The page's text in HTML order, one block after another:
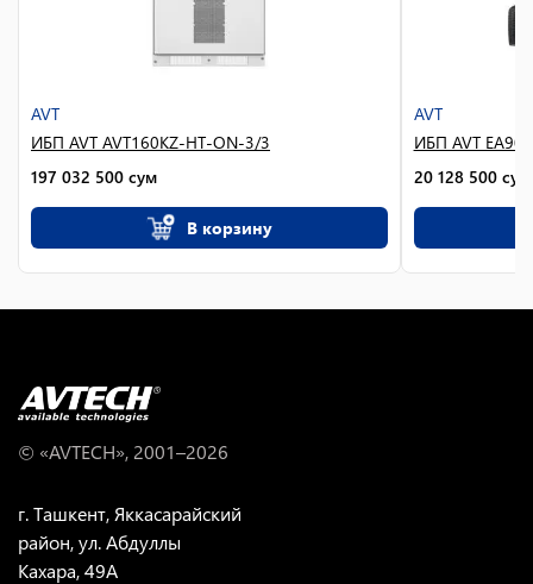
AVT
ИБП AVT AVT160KZ-HT-ON-3/3
197 032 500 сум
В корзину
AVT
ИБП AVT
20 128 500 сум
© «AVTECH», 2001–2026
г. Ташкент, Яккасарайский
район, ул. Абдуллы
Кахара, 49A